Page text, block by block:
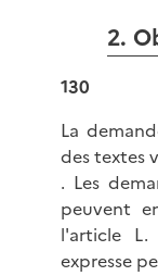
2.
130
La
des textes
. Les
peuvent
l'article L.
expresse